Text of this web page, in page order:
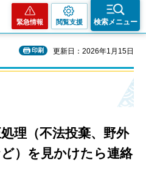
緊急情報 閲覧支援 検索メニュー
印刷 更新日：2026年1月15日
理（不法投棄、野外
） を見かけたら連絡